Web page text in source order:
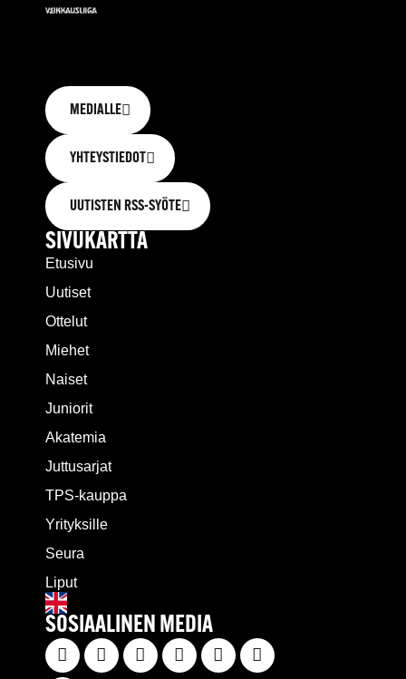
MEDIALLE
YHTEYSTIEDOT
UUTISTEN RSS-SYÖTE
SIVUKARTTA
Etusivu
Uutiset
Ottelut
Miehet
Naiset
Juniorit
Akatemia
Juttusarjat
TPS-kauppa
Yrityksille
Seura
Liput
SOSIAALINEN MEDIA